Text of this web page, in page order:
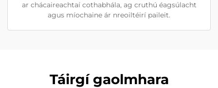
ar chácaireachtaí cothabhála, ag cruthú éagsúlacht
agus míochaine ár nreoiltéirí paileit.
Táirgí gaolmhara